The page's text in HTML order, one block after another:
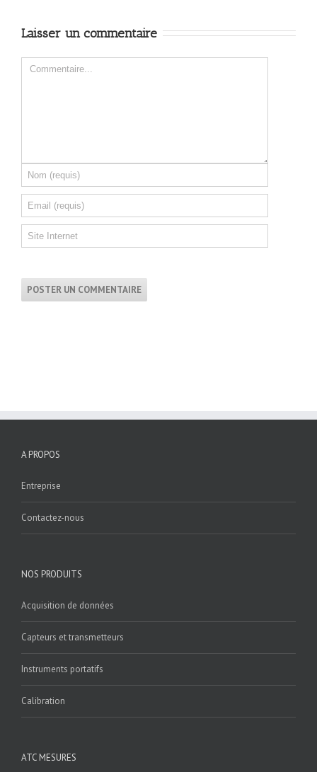
Laisser un commentaire
A PROPOS
Entreprise
Contactez-nous
NOS PRODUITS
Acquisition de données
Capteurs et transmetteurs
Instruments portatifs
Calibration
ATC MESURES